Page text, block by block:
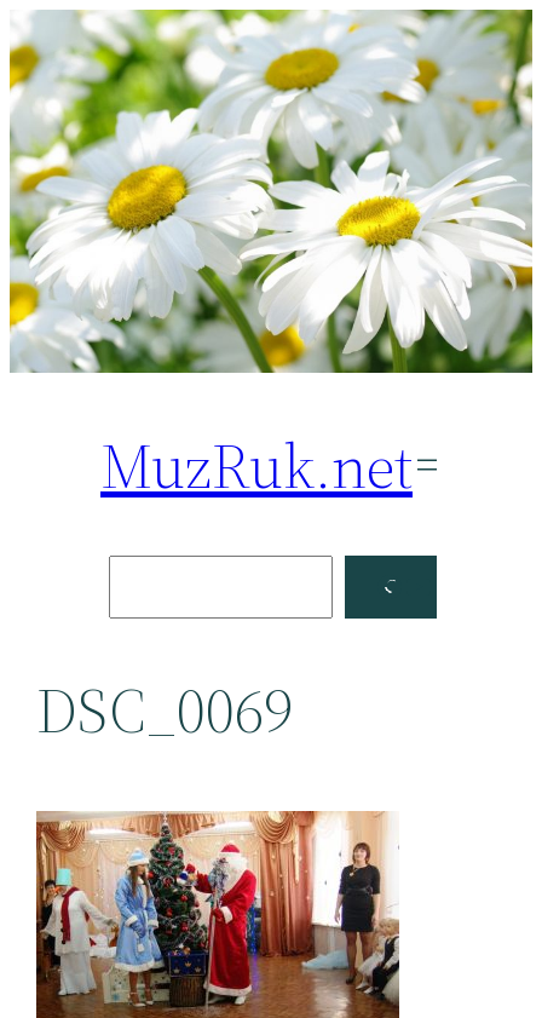
Перейти
к
содержимому
MuzRuk.net
Facebook
DSC_0069